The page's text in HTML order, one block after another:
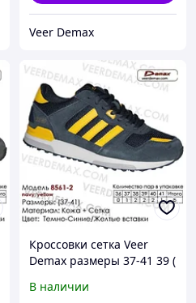
Veer Demax
Кроссовки сетка Veer
Demax размеры 37-41 39 (
В наличии